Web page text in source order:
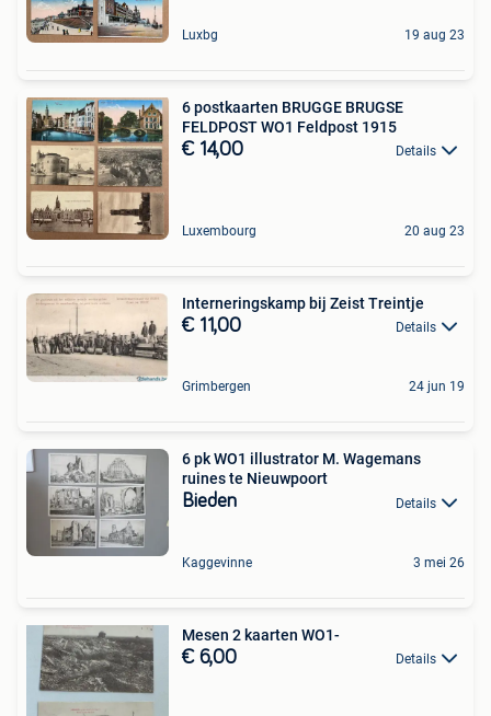
Luxbg 19 aug 23
6 postkaarten BRUGGE BRUGSE
FELDPOST WO1 Feldpost 1915
€ 14,00 Details
Luxembourg 20 aug 23
Interneringskamp bij Zeist Treintje
€ 11,00 Details
Grimbergen 24 jun 19
6 pk WO1 illustrator M. Wagemans
ruines te Nieuwpoort
Bieden Details
Kaggevinne 3 mei 26
Mesen 2 kaarten WO1-
€ 6,00 Details